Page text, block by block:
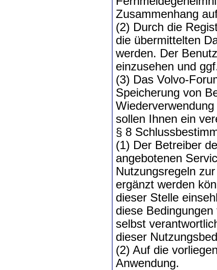
Zusammenhang
(2) Durch die
die übermittelten
werden. Der
einzusehen und
(3) Das Volvo-
Speicherung von
sollen Ihnen ein
§ 8
(1) Der Betreiber
angebotenen
Nutzungsregeln
ergänzt werden
dieser Stelle
diese
selbst
dieser
(2) Auf die
Anwendung.